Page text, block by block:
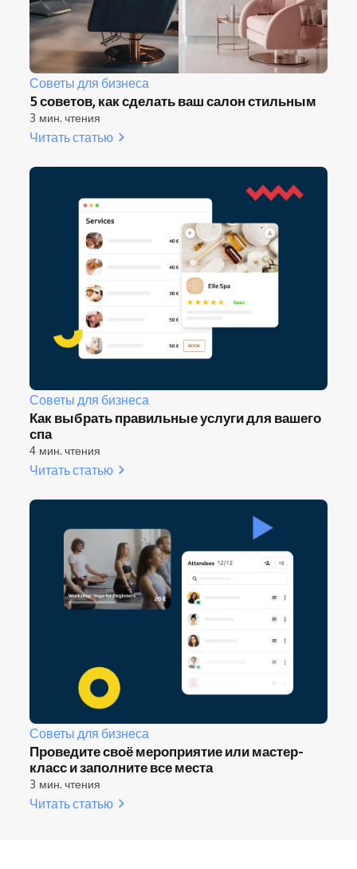
Советы для бизнеса
5 советов, как сделать ваш салон стильным
3 мин. чтения
Читать статью
Советы для бизнеса
Как выбрать правильные услуги для вашего
спа
4 мин. чтения
Читать статью
Советы для бизнеса
Проведите своё мероприятие или мастер-
класс и заполните все места
3 мин. чтения
Читать статью